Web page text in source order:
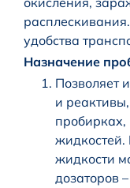
удобства
Назначение
Позволяет
и
жидкостей.
жидкости
дозаторов